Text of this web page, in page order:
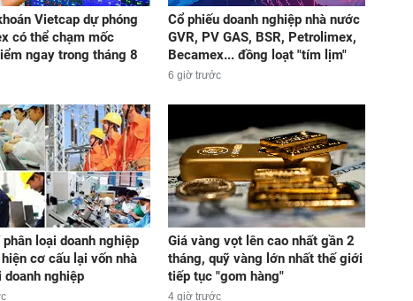
Vietcap dự phóng
có thể chạm mốc
ngay trong tháng 8
Cổ phiếu doanh nghiệp nhà nước
GVR, PV GAS, BSR, Petrolimex,
Becamex... đồng loạt "tím lịm"
6 giờ trước
loại doanh nghiệp
cơ cấu lại vốn nhà
nghiệp
Giá vàng vọt lên cao nhất gần 2
tháng, quỹ vàng lớn nhất thế giới
tiếp tục "gom hàng"
4 giờ trước